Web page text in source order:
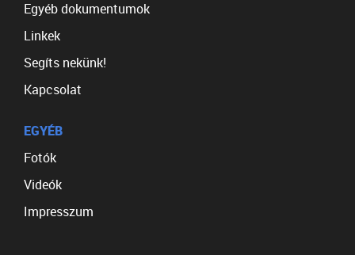
Egyéb dokumentumok
Linkek
Segíts nekünk!
Kapcsolat
EGYÉB
Fotók
Videók
Impresszum